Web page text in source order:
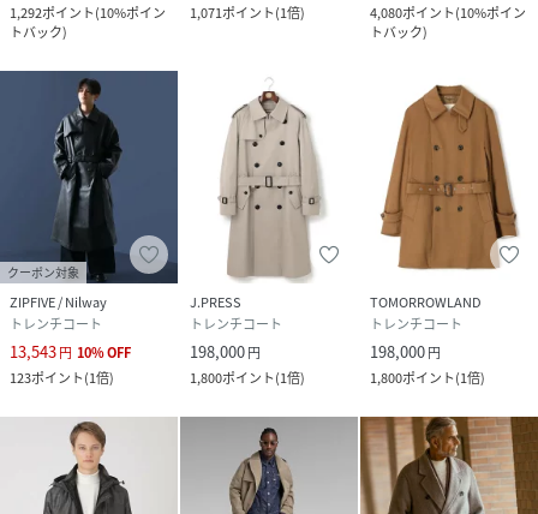
1,292ポイント(10%ポイン
トバック)
1,071ポイント(1倍)
4,080ポイント(10%ポイン
トバック)
クーポン対象
ZIPFIVE / Nilway
トレンチコート
13,543円 10%OFF
123ポイント(1倍)
J.PRESS
トレンチコート
198,000円
1,800ポイント(1倍)
TOMORROWLAND
トレンチコート
198,000円
1,800ポイント(1倍)